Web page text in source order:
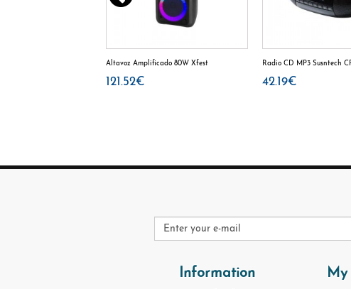
Altavoz Amplificado 80W Xfest
121.52€
Radio CD MP3 Susntech
42.19€
Information My